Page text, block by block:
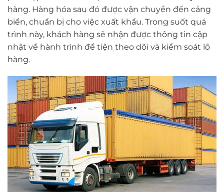
hàng. Hàng hóa sau đó được vận chuyển đến cảng
biển, chuẩn bị cho việc xuất khẩu. Trong suốt quá
trình này, khách hàng sẽ nhận được thông tin cập
nhật về hành trình để tiện theo dõi và kiểm soát lô
hàng.